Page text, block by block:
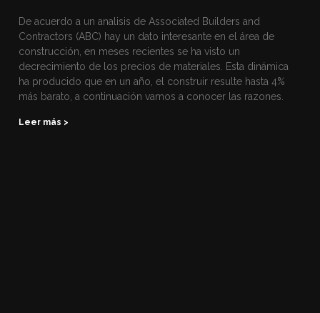
De acuerdo a un analisis de Associated Builders and
Contractors (ABC) hay un dato interesante en el área de
construcción, en meses recientes se ha visto un
decrecimiento de los precios de materiales. Esta dinámica
ha producido que en un año, el construir resulte hasta 4%
más barato, a continuación vamos a conocer las razones.
Leer más >